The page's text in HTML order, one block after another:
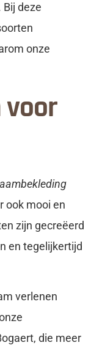
deze
onze
voor
ook mooi en
zijn gecreëerd
en tegelijkertijd
verlenen
die meer